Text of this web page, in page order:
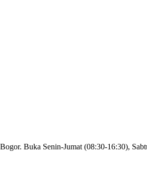
Buka Senin-Jumat (08:30-16:30),